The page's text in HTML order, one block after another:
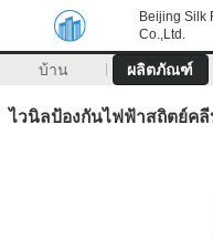
Beijing Silk
Co.,Ltd.
บ้าน ผลิตภัณฑ์
ไวนิลป้องกันไฟฟ้าสถิตย์คลี